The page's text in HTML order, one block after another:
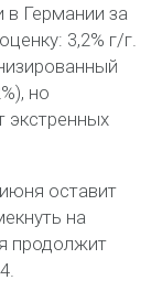
Германии за
3,2% г/г.
но
экстренных
оставит
на
продолжит